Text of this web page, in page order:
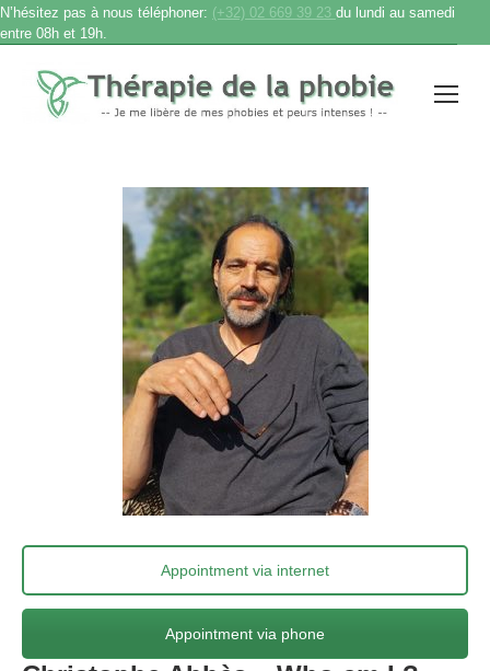
N’hésitez pas à nous téléphoner: (+32) 02 669 39 23 du lundi au samedi
entre 08h et 19h.
Appointment via internet
Appointment via phone